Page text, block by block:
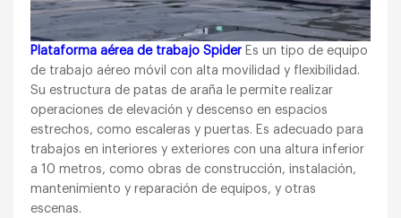
Plataforma aérea de trabajo Spider Es un tipo de equipo
de trabajo aéreo móvil con alta movilidad y flexibilidad.
Su estructura de patas de araña le permite realizar
operaciones de elevación y descenso en espacios
estrechos, como escaleras y puertas. Es adecuado para
trabajos en interiores y exteriores con una altura inferior
a 10 metros, como obras de construcción, instalación,
mantenimiento y reparación de equipos, y otras
escenas.